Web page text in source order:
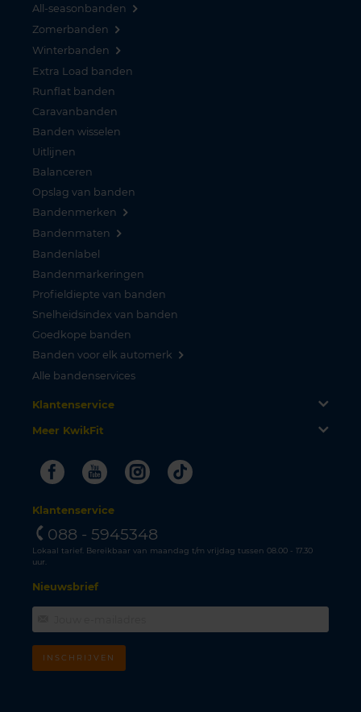
All-seasonbanden
Zomerbanden
Winterbanden
Extra Load banden
Runflat banden
Caravanbanden
Banden wisselen
Uitlijnen
Balanceren
Opslag van banden
Bandenmerken
Bandenmaten
Bandenlabel
Bandenmarkeringen
Profieldiepte van banden
Snelheidsindex van banden
Goedkope banden
Banden voor elk automerk
Alle bandenservices
Klantenservice
Meer KwikFit
FacebookYoutubeInstagram
Tiktok
Klantenservice
088 - 5945348
Lokaal tarief. Bereikbaar van maandag t/m vrijdag tussen 08.00 - 17.30
uur.
Nieuwsbrief
INSCHRIJVEN